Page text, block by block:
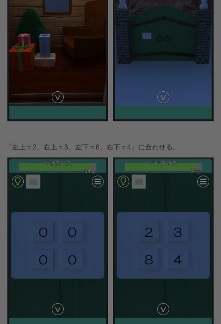
『左上＝2、右上＝3、左下＝8、右下＝4』に合わせる。